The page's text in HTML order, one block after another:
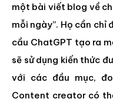
một bài viết blog về
mỗi ngày”. Họ cần chỉ
cầu ChatGPT tạo ra
sẽ sử dụng kiến thức
với các đầu mục,
Content creator có